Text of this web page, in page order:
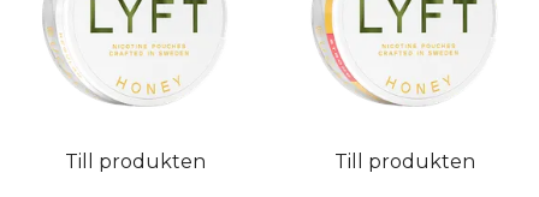
Till produkten Till produkten